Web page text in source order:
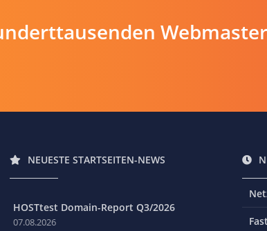
NEUESTE STARTSEITEN-NEWS
HOSTtest Domain-Report Q3/2026
07.08.2026